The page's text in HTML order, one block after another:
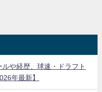
や経歴、球速・ドラフト
年最新】